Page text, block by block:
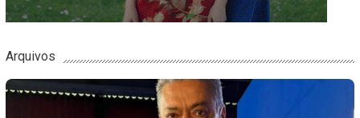
Arquivos